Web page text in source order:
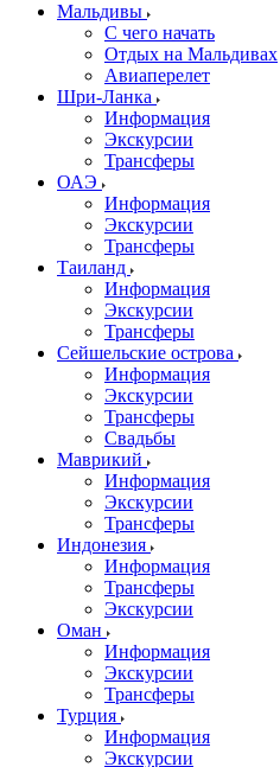
Мальдивы
С чего начать
Отдых на Мальдивах
Авиаперелет
Шри-Ланка
Информация
Экскурсии
Трансферы
ОАЭ
Информация
Экскурсии
Трансферы
Таиланд
Информация
Экскурсии
Трансферы
Сейшельские острова
Информация
Экскурсии
Трансферы
Свадьбы
Маврикий
Информация
Экскурсии
Трансферы
Индонезия
Информация
Трансферы
Экскурсии
Оман
Информация
Экскурсии
Трансферы
Турция
Информация
Экскурсии